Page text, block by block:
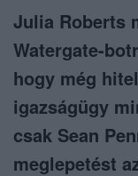
Julia Roberts
Watergate-
hogy még
igazságügy
csak Sean
meglepetést